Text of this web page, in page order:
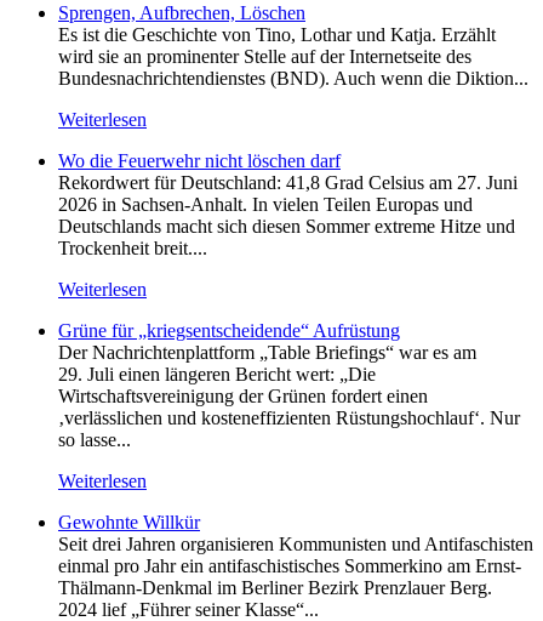
Sprengen, Aufbrechen, Löschen
Es ist die Geschichte von Tino, Lothar und Katja. Erzählt
wird sie an prominenter Stelle auf der Internetseite des
Bundesnachrichtendienstes (BND). Auch wenn die Diktion...
Weiterlesen
Wo die Feuerwehr nicht löschen darf
Rekordwert für Deutschland: 41,8 Grad Celsius am 27. Juni
2026 in Sachsen-Anhalt. In vielen Teilen Europas und
Deutschlands macht sich diesen Sommer extreme Hitze und
Trockenheit breit....
Weiterlesen
Grüne für „kriegsentscheidende“ Aufrüstung
Der Nachrichtenplattform „Table Briefings“ war es am
29. Juli einen längeren Bericht wert: „Die
Wirtschaftsvereinigung der Grünen fordert einen
‚verlässlichen und kosteneffizienten Rüstungshochlauf‘. Nur
so lasse...
Weiterlesen
Gewohnte Willkür
Seit drei Jahren organisieren Kommunisten und Antifaschisten
einmal pro Jahr ein antifaschistisches Sommerkino am Ernst-
Thälmann-Denkmal im Berliner Bezirk Prenzlauer Berg.
2024 lief „Führer seiner Klasse“...